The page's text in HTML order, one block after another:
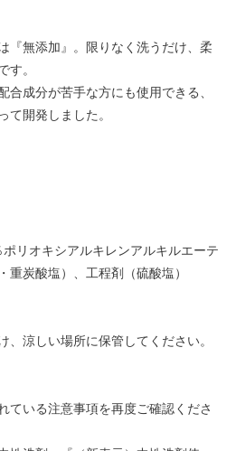
『無添加』。限りなく洗うだけ、柔
す。
合成分が苦手な方にも使用できる、
て開発しました。
リオキシアルキレンアルキルエーテ
重炭酸塩）、工程剤（硫酸塩）
、涼しい場所に保管してください。
いる注意事項を再度ご確認くださ